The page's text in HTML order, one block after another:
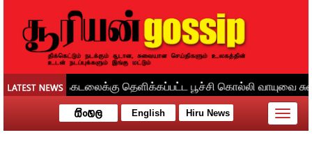
English Hiru News
Toggle